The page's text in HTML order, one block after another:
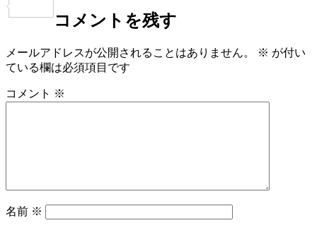
有
コメントを残す
メールアドレスが公開されることはありません。 ※ が付い
ている欄は必須項目です
コメント ※
名前 ※